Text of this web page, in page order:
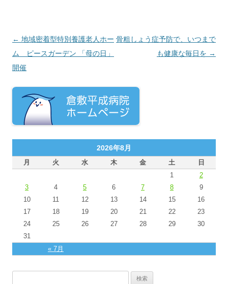
投稿ナビゲーション
← 地域密着型特別養護老人ホー
ム ピースガーデン 「母の日」
開催
骨粗しょう症予防で、いつまで
も健康な毎日を →
2026年8月
月 火 水 木 金 土 日
« 7月
1
2
3
4 5 6 7 8
9
10
11 12 13 14 15
16
17
18 19 20 21 22
23
24
25 26 27 28 29
30
31